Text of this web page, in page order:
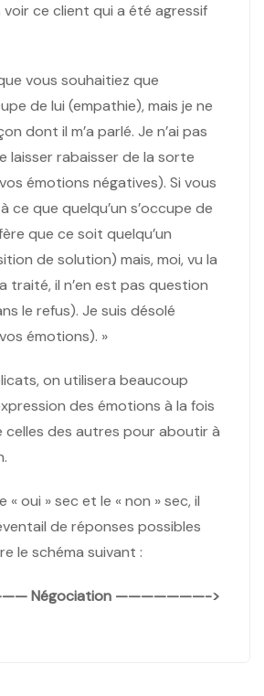
ce client qui a été agressif
vous souhaitiez que
de lui (empathie), mais je ne
dont il m’a parlé. Je n’ai pas
laisser rabaisser de la sorte
émotions négatives). Si vous
ce que quelqu’un s’occupe de
que ce soit quelqu’un
de solution) mais, moi, vu la
traité, il n’en est pas question
le refus). Je suis désolé
émotions). »
on utilisera beaucoup
des émotions à la fois
celles des autres pour aboutir à
« oui » sec et le « non » sec, il
de réponses possibles
le schéma suivant :
Négociation ———————->